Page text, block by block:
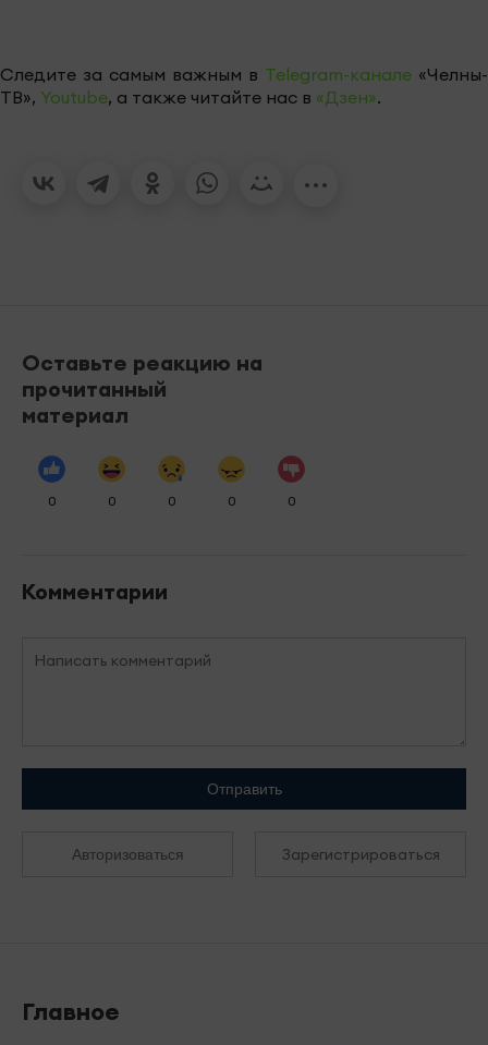
Следите за самым важным в Telegram-канале «Челны-
ТВ», Youtube, а также читайте нас в «Дзен».
Оставьте реакцию на
прочитанный
материал
0 0 0 0 0
Комментарии
Отправить
Авторизоваться Зарегистрироваться
Главное